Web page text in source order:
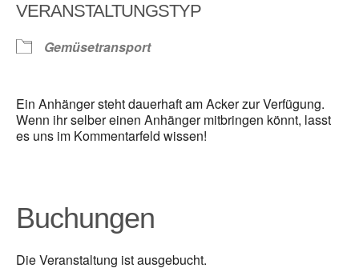
VERANSTALTUNGSTYP
Gemüsetransport
Ein Anhänger steht dauerhaft am Acker zur Verfügung.
Wenn ihr selber einen Anhänger mitbringen könnt, lasst
es uns im Kommentarfeld wissen!
Buchungen
Die Veranstaltung ist ausgebucht.